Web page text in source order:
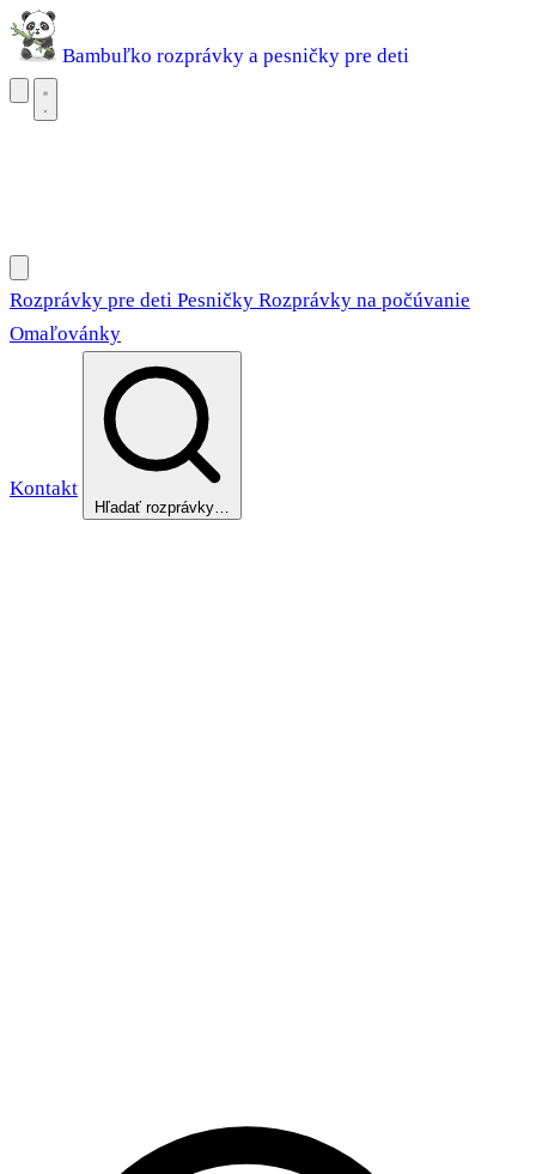
Bambuľko rozprávky a pesničky pre deti
Rozprávky pre deti Pesničky Rozprávky na počúvanie
Omaľovánky
Kontakt
Hľadať rozprávky…